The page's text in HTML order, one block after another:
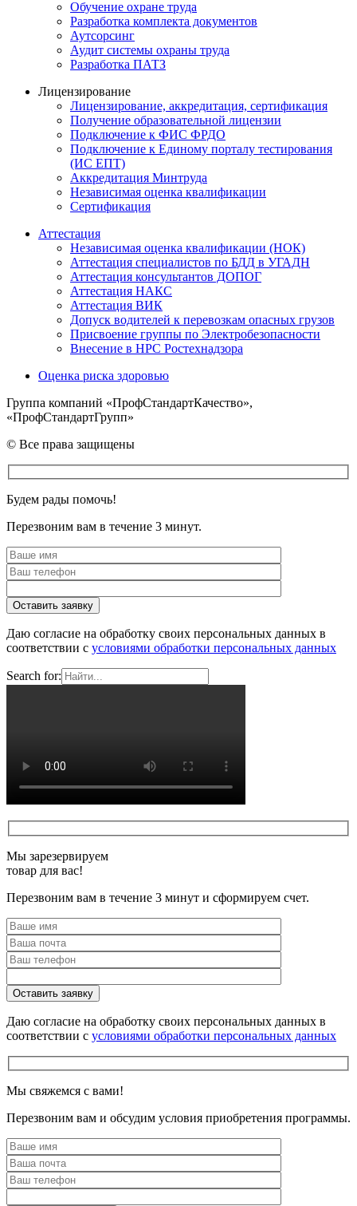
Обучение охране труда
Разработка комплекта документов
Аутсорсинг
Аудит системы охраны труда
Разработка ПАТЗ
Лицензирование
Лицензирование, аккредитация, сертификация
Получение образовательной лицензии
Подключение к ФИС ФРДО
Подключение к Единому порталу тестирования
(ИС ЕПТ)
Аккредитация Минтруда
Независимая оценка квалификации
Сертификация
Аттестация
Независимая оценка квалификации (НОК)
Аттестация специалистов по БДД в УГАДН
Аттестация консультантов ДОПОГ
Аттестация НАКС
Аттестация ВИК
Допуск водителей к перевозкам опасных грузов
Присвоение группы по Электробезопасности
Внесение в НРС Ростехнадзора
Оценка риска здоровью
Группа компаний «ПрофСтандартКачество»,
«ПрофСтандартГрупп»
© Все права защищены
Будем рады помочь!
Перезвоним вам в течение 3 минут.
Даю согласие на обработку своих персональных данных в
соответствии с условиями обработки персональных данных
Search for:
Мы зарезервируем
товар для вас!
Перезвоним вам в течение 3 минут и сформируем счет.
Даю согласие на обработку своих персональных данных в
соответствии с условиями обработки персональных данных
Мы свяжемся с вами!
Перезвоним вам и обсудим условия приобретения программы.